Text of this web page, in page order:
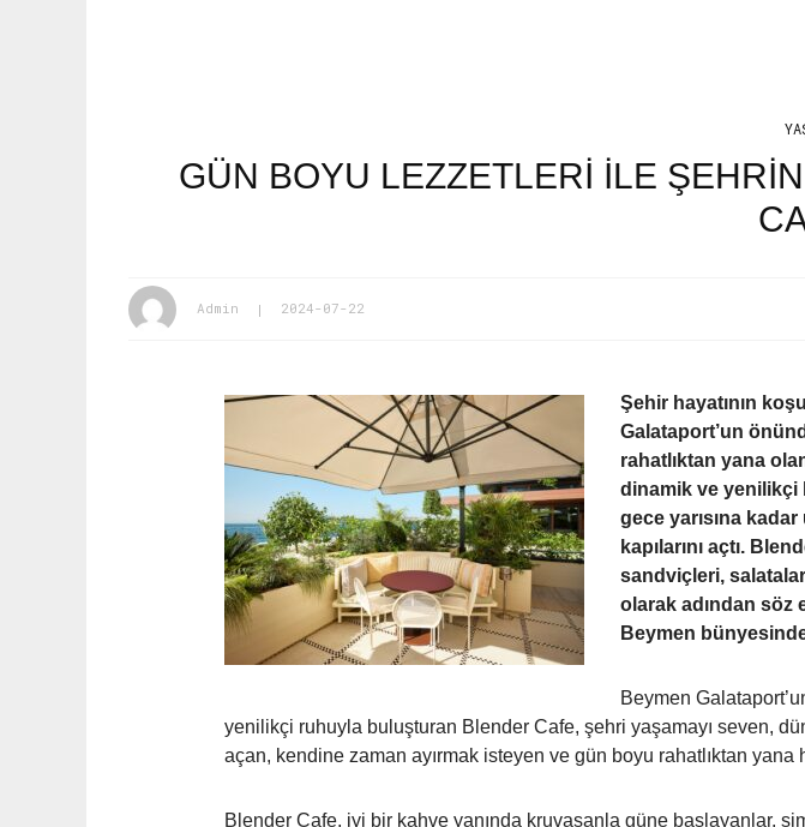
GÜN BOYU LEZZETLERI ILE
Admin 2024-07-22
Şehir hayatının
Galataport’un
rahatlıktan yana
dinamik ve yenilikçi
gece yarısına
kapılarını açtı.
sandviçleri,
olarak adından söz
Beymen
Beymen
yenilikçi ruhuyla buluşturan Blender Cafe, şehri yaşamayı seven,
açan, kendine zaman ayırmak isteyen ve gün boyu rahatlıktan yana
Blender Cafe, iyi bir kahve yanında kruvasanla güne başlayanlar,